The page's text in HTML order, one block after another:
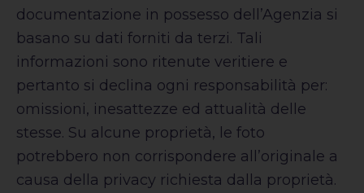
documentazione in possesso dell’Agenzia si
basano su dati forniti da terzi. Tali
informazioni sono ritenute veritiere e
pertanto si declina ogni responsabilità per:
omissioni, inesattezze ed attualità delle
stesse. Su alcune proprietà, le foto
potrebbero non corrispondere all’originale a
causa della privacy richiesta dalla proprietà.